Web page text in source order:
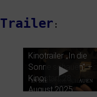
Trailer :
Kinotrailer „In die
Sonne schau­en” –
Kinostart 28.
August 2025